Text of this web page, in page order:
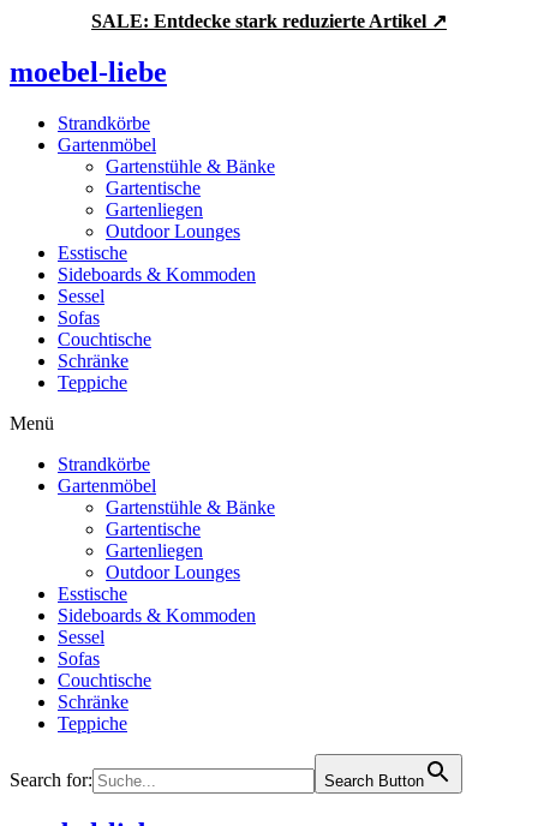
springen
SALE: Entdecke stark reduzierte Artikel ↗
moebel-liebe
Strandkörbe
Gartenmöbel
Gartenstühle & Bänke
Gartentische
Gartenliegen
Outdoor Lounges
Esstische
Sideboards & Kommoden
Sessel
Sofas
Couchtische
Schränke
Teppiche
Menü
Strandkörbe
Gartenmöbel
Gartenstühle & Bänke
Gartentische
Gartenliegen
Outdoor Lounges
Esstische
Sideboards & Kommoden
Sessel
Sofas
Couchtische
Schränke
Teppiche
Search for: Search Button